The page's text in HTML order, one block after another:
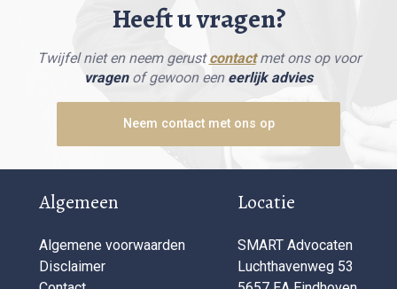
Heeft u vragen?
Twijfel niet en neem gerustcontactmet ons op voor
vragenof gewoon een eerlijk advies
Neem contact met ons op
Algemeen
Algemene voorwaarden
Disclaimer
Locatie
SMART Advocaten
Luchthavenweg 53